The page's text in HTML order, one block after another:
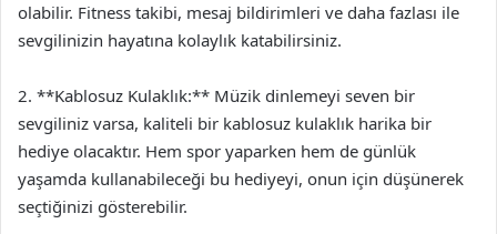
olabilir. Fitness takibi, mesaj bildirimleri ve daha fazlası ile
sevgilinizin hayatına kolaylık katabilirsiniz.
2. **Kablosuz Kulaklık:** Müzik dinlemeyi seven bir
sevgiliniz varsa, kaliteli bir kablosuz kulaklık harika bir
hediye olacaktır. Hem spor yaparken hem de günlük
yaşamda kullanabileceği bu hediyeyi, onun için düşünerek
seçtiğinizi gösterebilir.